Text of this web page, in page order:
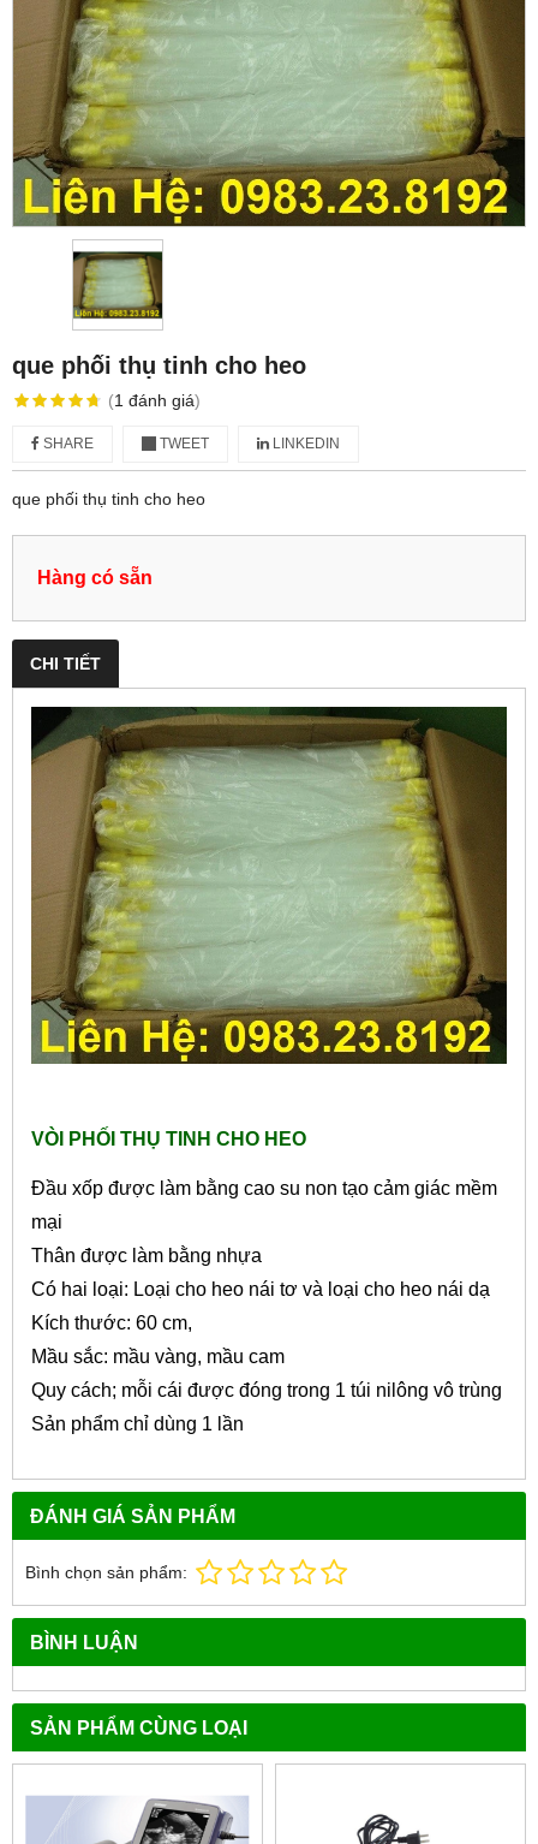
que phối thụ tinh cho heo
(1 đánh giá)
SHARE TWEET LINKEDIN
que phối thụ tinh cho heo
Hàng có sẵn
CHI TIẾT
VÒI PHỐI THỤ TINH CHO HEO
Đầu xốp được làm bằng cao su non tạo cảm giác mềm
mại
Thân được làm bằng nhựa
Có hai loại: Loại cho heo nái tơ và loại cho heo nái dạ
Kích thước: 60 cm,
Mầu sắc: mầu vàng, mầu cam
Quy cách; mỗi cái được đóng trong 1 túi nilông vô trùng
Sản phẩm chỉ dùng 1 lần
ĐÁNH GIÁ SẢN PHẨM
Bình chọn sản phẩm:
BÌNH LUẬN
SẢN PHẨM CÙNG LOẠI